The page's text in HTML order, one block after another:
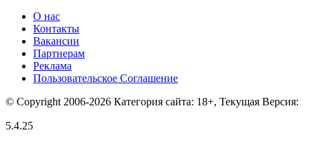
О нас
Контакты
Вакансии
Партнерам
Реклама
Пользовательское Соглашение
© Copyright 2006-2026 Категория сайта: 18+, Текущая Версия:
5.4.25